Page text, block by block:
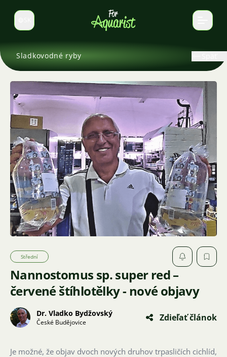
Prepnúť jazyk
Sladkovodné ryby
Nannostomus sp. super red –
červené štíhlotělky - nové objavy
Střední
Dr. Vladko Bydžovský
České Budějovice Zdieľať článok
Je možné, že objav dvoch nových druhov trpasličích cichlíd,